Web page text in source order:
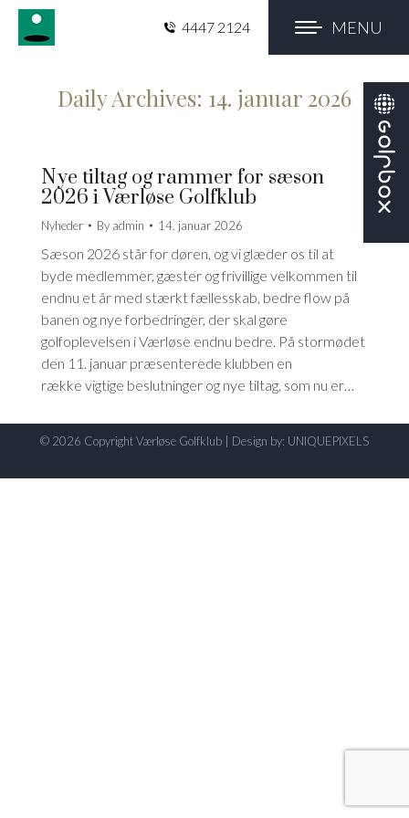
MENU
4447 2124
Daily Archives: 14. januar 2026
Nye tiltag og rammer for sæson
2026 i Værløse Golfklub
Nyheder By admin 14. januar 2026
Sæson 2026 står for døren, og vi glæder os til at
byde medlemmer, gæster og frivillige velkommen til
endnu et år med stærkt fællesskab, bedre flow på
banen og nye forbedringer, der skal gøre
golfoplevelsen i Værløse endnu bedre. På stormødet
den 11. januar præsenterede klubben en
række vigtige beslutninger og nye tiltag, som nu er…
© 2026 Copyright Værløse Golfklub | Design by: UNIQUEPIXELS